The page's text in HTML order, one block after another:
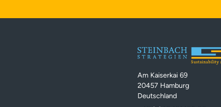
Am Kaiserkai 69
20457 Hamburg
Deutschland